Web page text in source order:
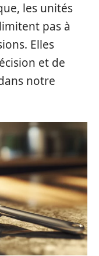
les unités
pas à
Elles
et de
notre